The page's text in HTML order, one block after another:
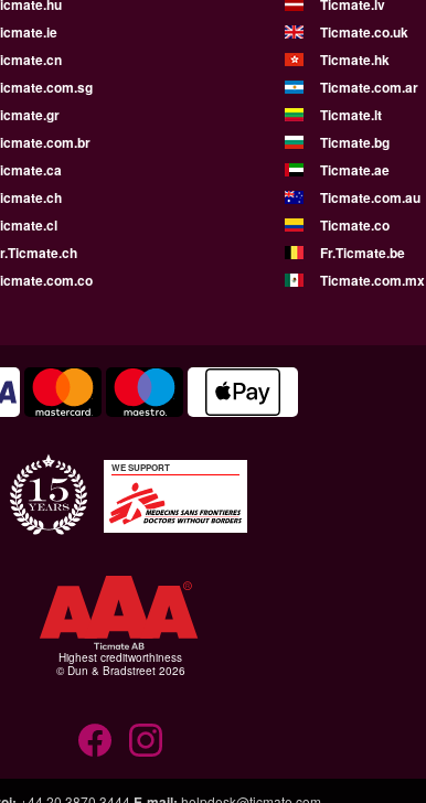
Ticmate.lv
Ticmate.co.uk
Ticmate.hk
Ticmate.com.ar
Ticmate.lt
Ticmate.bg
Ticmate.ae
Ticmate.com.au
Ticmate.co
Fr.Ticmate.be
Ticmate.com.mx
WE SUPPORT
Highest creditworthiness
© Dun & Bradstreet 2026